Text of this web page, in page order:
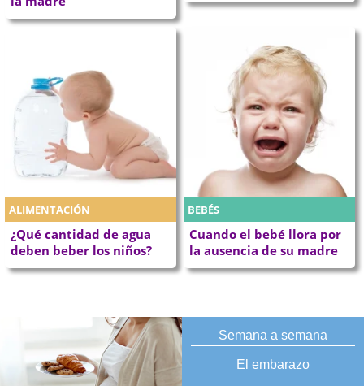
ALIMENTACIÓN
¿Qué cantidad de agua
deben beber los niños?
BEBÉS
Cuando el bebé llora por
la ausencia de su madre
Semana a semana
El embarazo